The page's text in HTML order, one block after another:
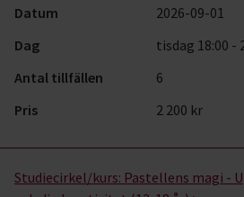
Datum
2026-09-01
Dag
tisdag 18:00 -
Antal tillfällen
6
Pris
2 200 kr
Studiecirkel/kurs: Pastellens magi -